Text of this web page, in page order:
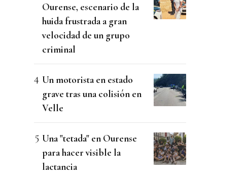
Ourense, escenario de la
huida frustrada a gran
velocidad de un grupo
criminal
Un motorista en estado
grave tras una colisión en
Velle
Una "tetada" en Ourense
para hacer visible la
lactancia